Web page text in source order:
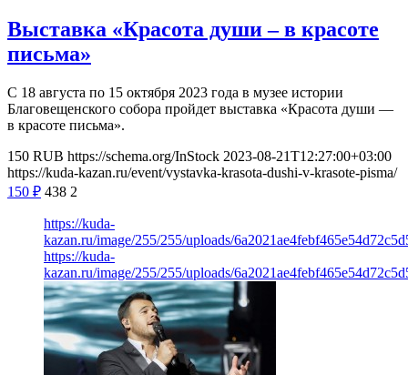
Выставка «Красота души – в красоте
письма»
С 18 августа по 15 октября 2023 года в музее истории
Благовещенского собора пройдет выставка «Красота души —
в красоте письма».
150 RUB https://schema.org/InStock 2023-08-21T12:27:00+03:00
https://kuda-kazan.ru/event/vystavka-krasota-dushi-v-krasote-pisma/
150 ₽ 438 2
https://kuda-
kazan.ru/image/255/255/uploads/
https://kuda-
kazan.ru/image/255/255/uploads/